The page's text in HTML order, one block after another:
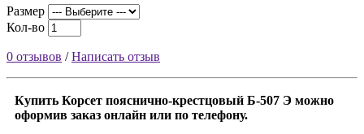
Размер
Кол-во
0 отзывов /Написать отзыв
Купить Корсет пояснично-крестцовый Б-507 Э можно
оформив заказ онлайн или по телефону.